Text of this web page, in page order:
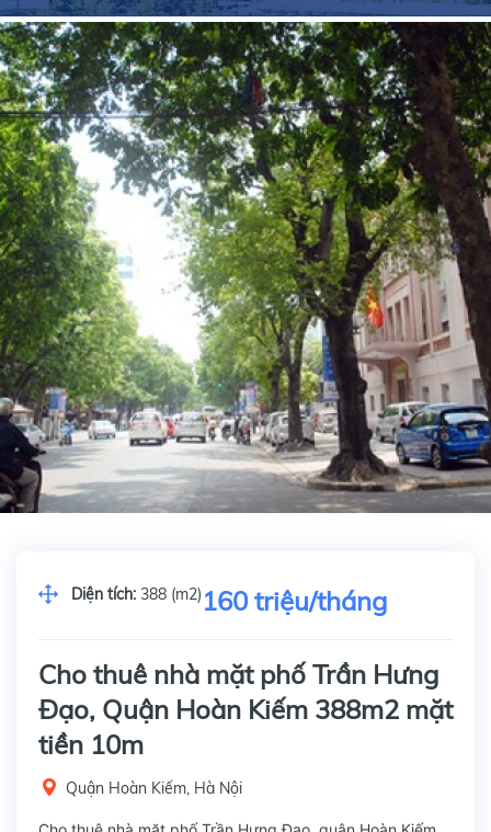
Diện tích: 388 (m2) 160 triệu/tháng
Cho thuê nhà mặt phố Trần Hưng
Đạo, Quận Hoàn Kiếm 388m2 mặt
tiền 10m
Quận Hoàn Kiếm, Hà Nội